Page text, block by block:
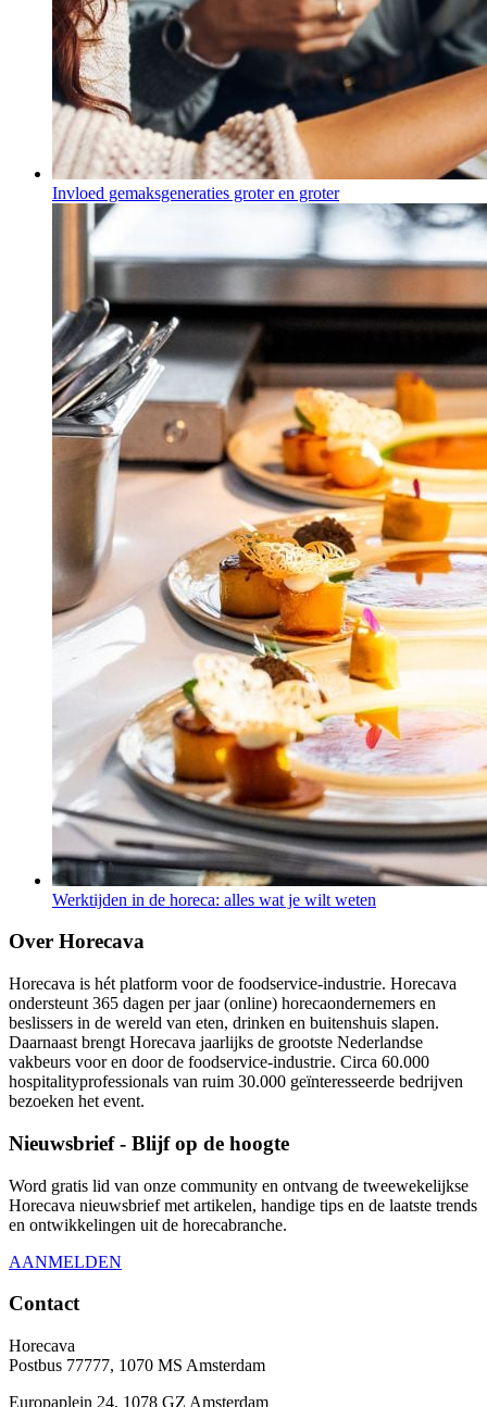
Invloed gemaksgeneraties groter en groter
Werktijden in de horeca: alles wat je wilt weten
Over Horecava
Horecava is hét platform voor de foodservice-industrie. Horecava
ondersteunt 365 dagen per jaar (online) horecaondernemers en
beslissers in de wereld van eten, drinken en buitenshuis slapen.
Daarnaast brengt Horecava jaarlijks de grootste Nederlandse
vakbeurs voor en door de foodservice-industrie. Circa 60.000
hospitalityprofessionals van ruim 30.000 geïnteresseerde bedrijven
bezoeken het event.
Nieuwsbrief - Blijf op de hoogte
Word gratis lid van onze community en ontvang de tweewekelijkse
Horecava nieuwsbrief met artikelen, handige tips en de laatste trends
en ontwikkelingen uit de horecabranche.
AANMELDEN
Contact
Horecava
Postbus 77777, 1070 MS Amsterdam
Europaplein 24, 1078 GZ Amsterdam